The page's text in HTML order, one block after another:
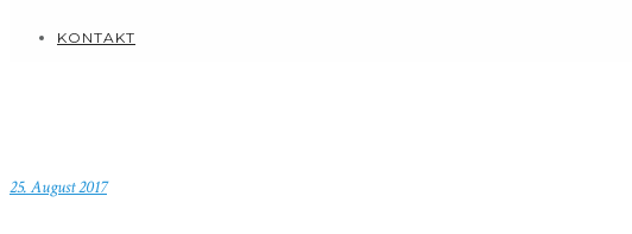
KONTAKT
25. August 2017